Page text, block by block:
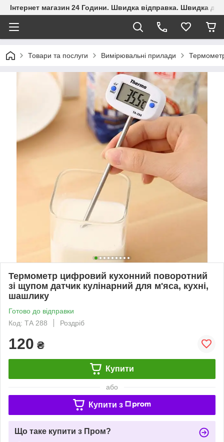
Інтернет магазин 24 Години. Швидка відправка. Швидка
Товари та послуги Вимірювальні прилади
Термометр цифровий кухонний поворотний
зі щупом датчик кулінарний для м'яса, кухні,
шашлику
Готово до відправки
Код: ТА 288
Роздріб
120 ₴
Купити
або
Купити з
Що таке купити з Пром?